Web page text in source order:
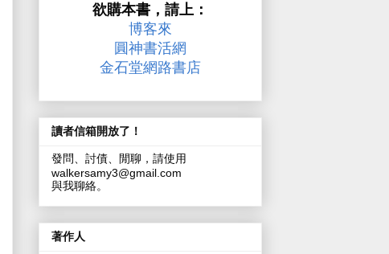
欲購本書，請上：
博客來
圓神書活網
金石堂網路書店
讀者信箱開放了！
發問、討債、閒聊，請使用
walkersamy3@gmail.com
與我聊絡。
著作人